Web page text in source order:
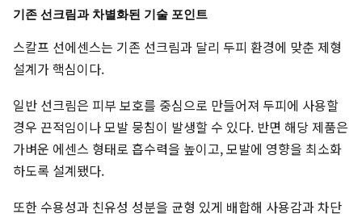
기존 선크림과 차별화된 기술 포인트
스칼프 선에센스는 기존 선크림과 달리 두피 환경에 맞춘 제형
설계가 핵심이다.
일반 선크림은 피부 보호를 중심으로 만들어져 두피에 사용할
경우 끈적임이나 모발 뭉침이 발생할 수 있다. 반면 해당 제품은
가벼운 에센스 형태로 흡수력을 높이고, 모발에 영향을 최소화
하도록 설계됐다.
또한 수용성과 친유성 성분을 균형 있게 배합해 사용감과 차단